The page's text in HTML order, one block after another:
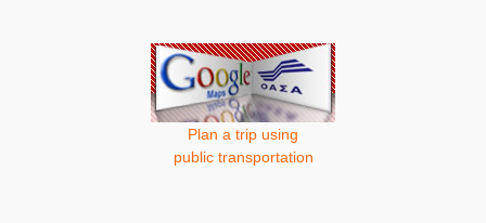
Plan a trip using
public transportation